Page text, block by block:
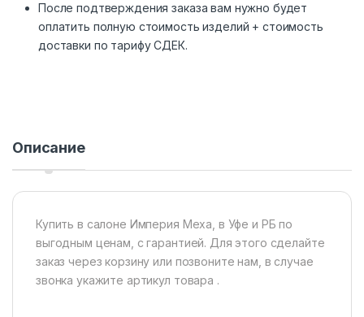
После подтверждения заказа вам нужно будет
оплатить полную стоимость изделий + стоимость
доставки по тарифу СДЕК.
Описание
Купить в салоне Империя Меха, в Уфе и РБ по
выгодным ценам, с гарантией. Для этого сделайте
заказ через корзину или позвоните нам, в случае
звонка укажите артикул товара .